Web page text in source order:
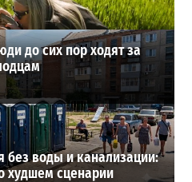
до сих пор ходят за
без воды и канализации:
худшем сценарии